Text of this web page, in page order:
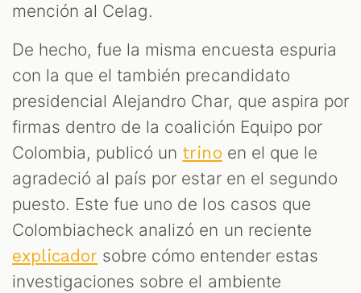
mención al Celag.
De hecho, fue la misma encuesta espuria
con la que el también precandidato
presidencial Alejandro Char, que aspira por
firmas dentro de la coalición Equipo por
Colombia, publicó un trino en el que le
agradeció al país por estar en el segundo
puesto. Este fue uno de los casos que
Colombiacheck analizó en un reciente
explicador sobre cómo entender estas
investigaciones sobre el ambiente